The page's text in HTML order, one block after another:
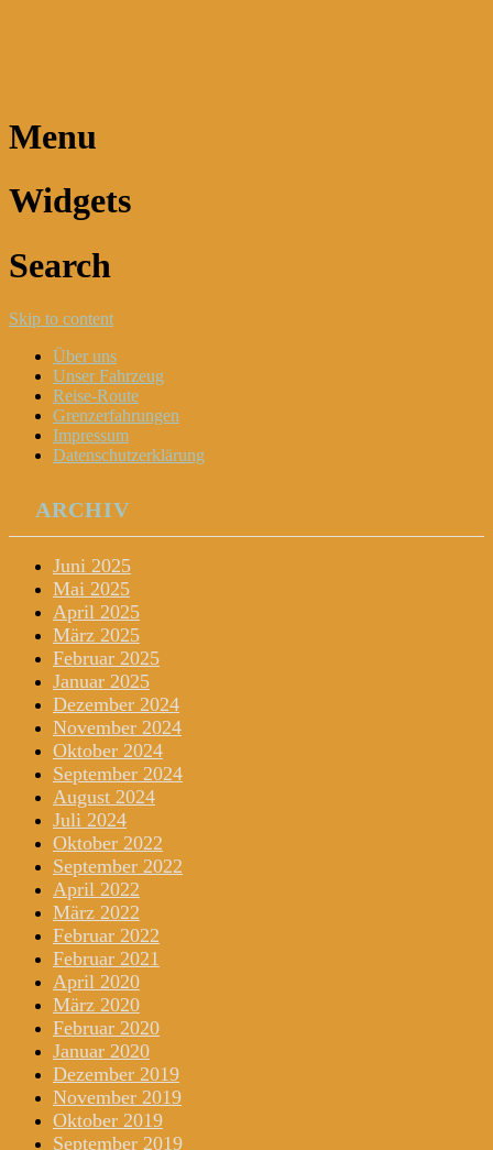
Menu
Widgets
Search
Skip to content
Über uns
Unser Fahrzeug
Reise-Route
Grenzerfahrungen
Impressum
Datenschutzerklärung
ARCHIV
Juni 2025
Mai 2025
April 2025
März 2025
Februar 2025
Januar 2025
Dezember 2024
November 2024
Oktober 2024
September 2024
August 2024
Juli 2024
Oktober 2022
September 2022
April 2022
März 2022
Februar 2022
Februar 2021
April 2020
März 2020
Februar 2020
Januar 2020
Dezember 2019
November 2019
Oktober 2019
September 2019